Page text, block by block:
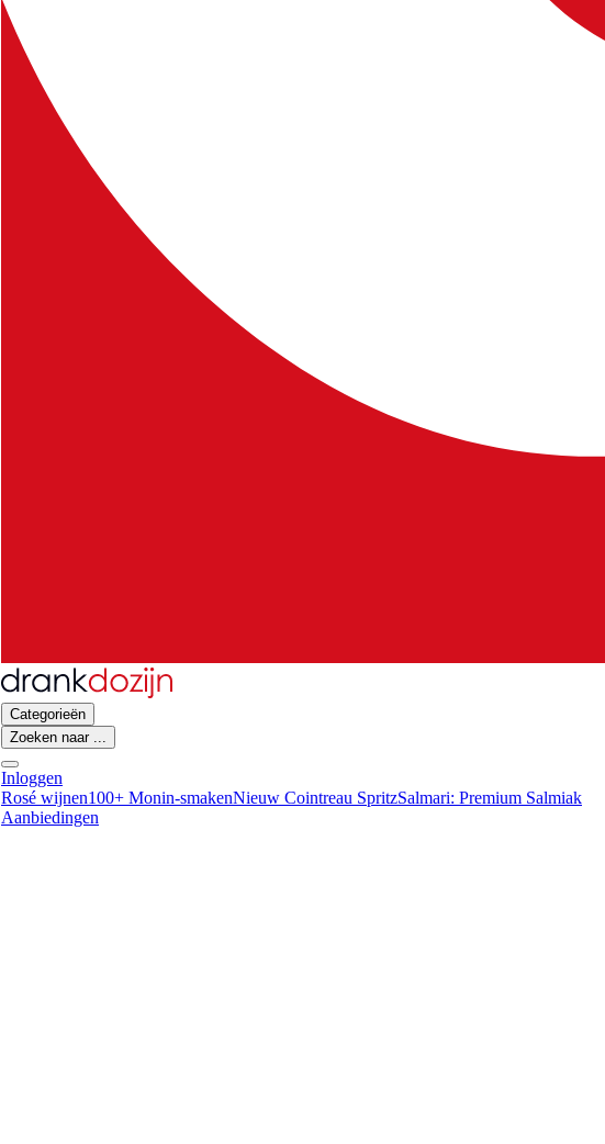
Categorieën
Zoeken naar ...
Inloggen
Rosé wijnen100+ Monin-smakenNieuw Cointreau SpritzSalmari: Premium Salmiak
Aanbiedingen